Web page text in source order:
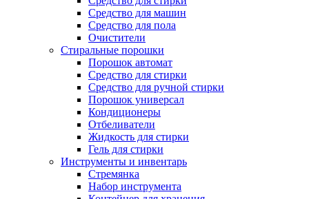
Средство для машин
Средство для пола
Очистители
Стиральные порошки
Порошок автомат
Средство для стирки
Средство для ручной стирки
Порошок универсал
Кондиционеры
Отбеливатели
Жидкость для стирки
Гель для стирки
Инструменты и инвентарь
Стремянка
Набор инструмента